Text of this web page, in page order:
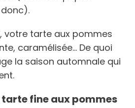
votre tarte aux pommes
caramélisée... De quoi
la saison automnale qui
fine aux pommes